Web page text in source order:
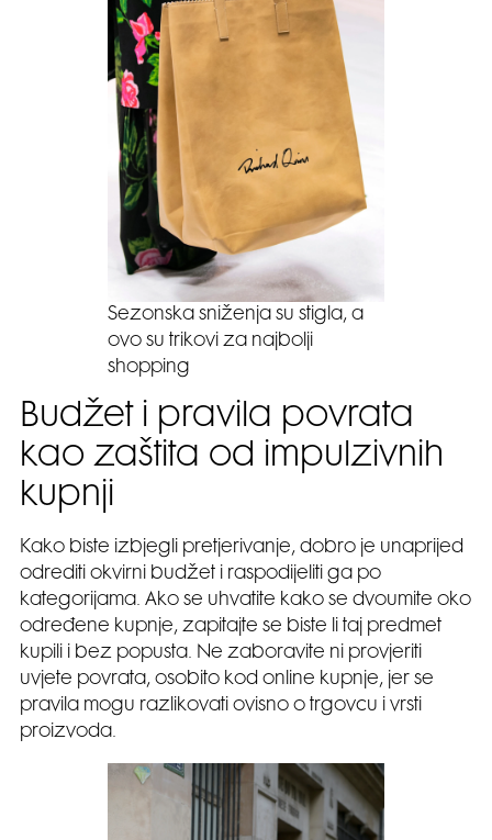
Sezonska sniženja su stigla, a
ovo su trikovi za najbolji
shopping
Budžet i pravila povrata
kao zaštita od impulzivnih
kupnji
Kako biste izbjegli pretjerivanje, dobro je unaprijed
odrediti okvirni budžet i raspodijeliti ga po
kategorijama. Ako se uhvatite kako se dvoumite oko
određene kupnje, zapitajte se biste li taj predmet
kupili i bez popusta. Ne zaboravite ni provjeriti
uvjete povrata, osobito kod online kupnje, jer se
pravila mogu razlikovati ovisno o trgovcu i vrsti
proizvoda.